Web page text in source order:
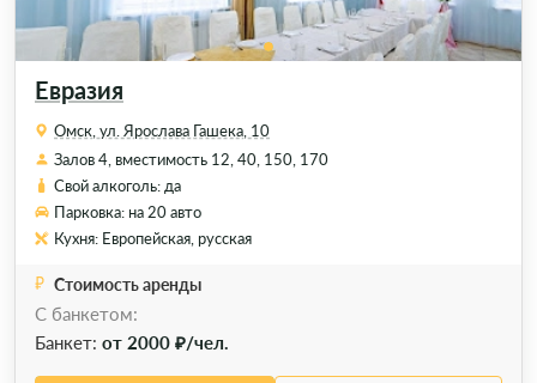
Евразия
Омск, ул. Ярослава Гашека, 10
Залов 4, вместимость 12, 40, 150, 170
Свой алкоголь: да
Парковка: на 20 авто
Кухня: Европейская, русская
Стоимость аренды
С банкетом:
Банкет: от 2000 ₽/чел.